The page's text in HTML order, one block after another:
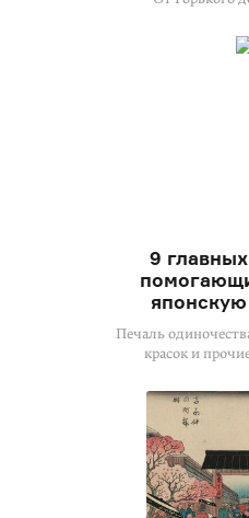
9
японскую
Печаль
красок и